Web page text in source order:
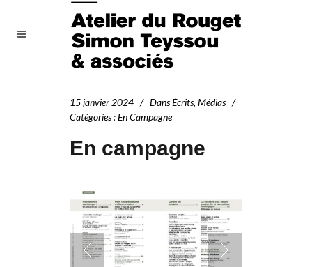
15 janvier 2024 DansÉcrits, Médias
Catégories:En Campagne
En campagne